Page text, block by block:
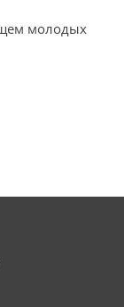
молодых